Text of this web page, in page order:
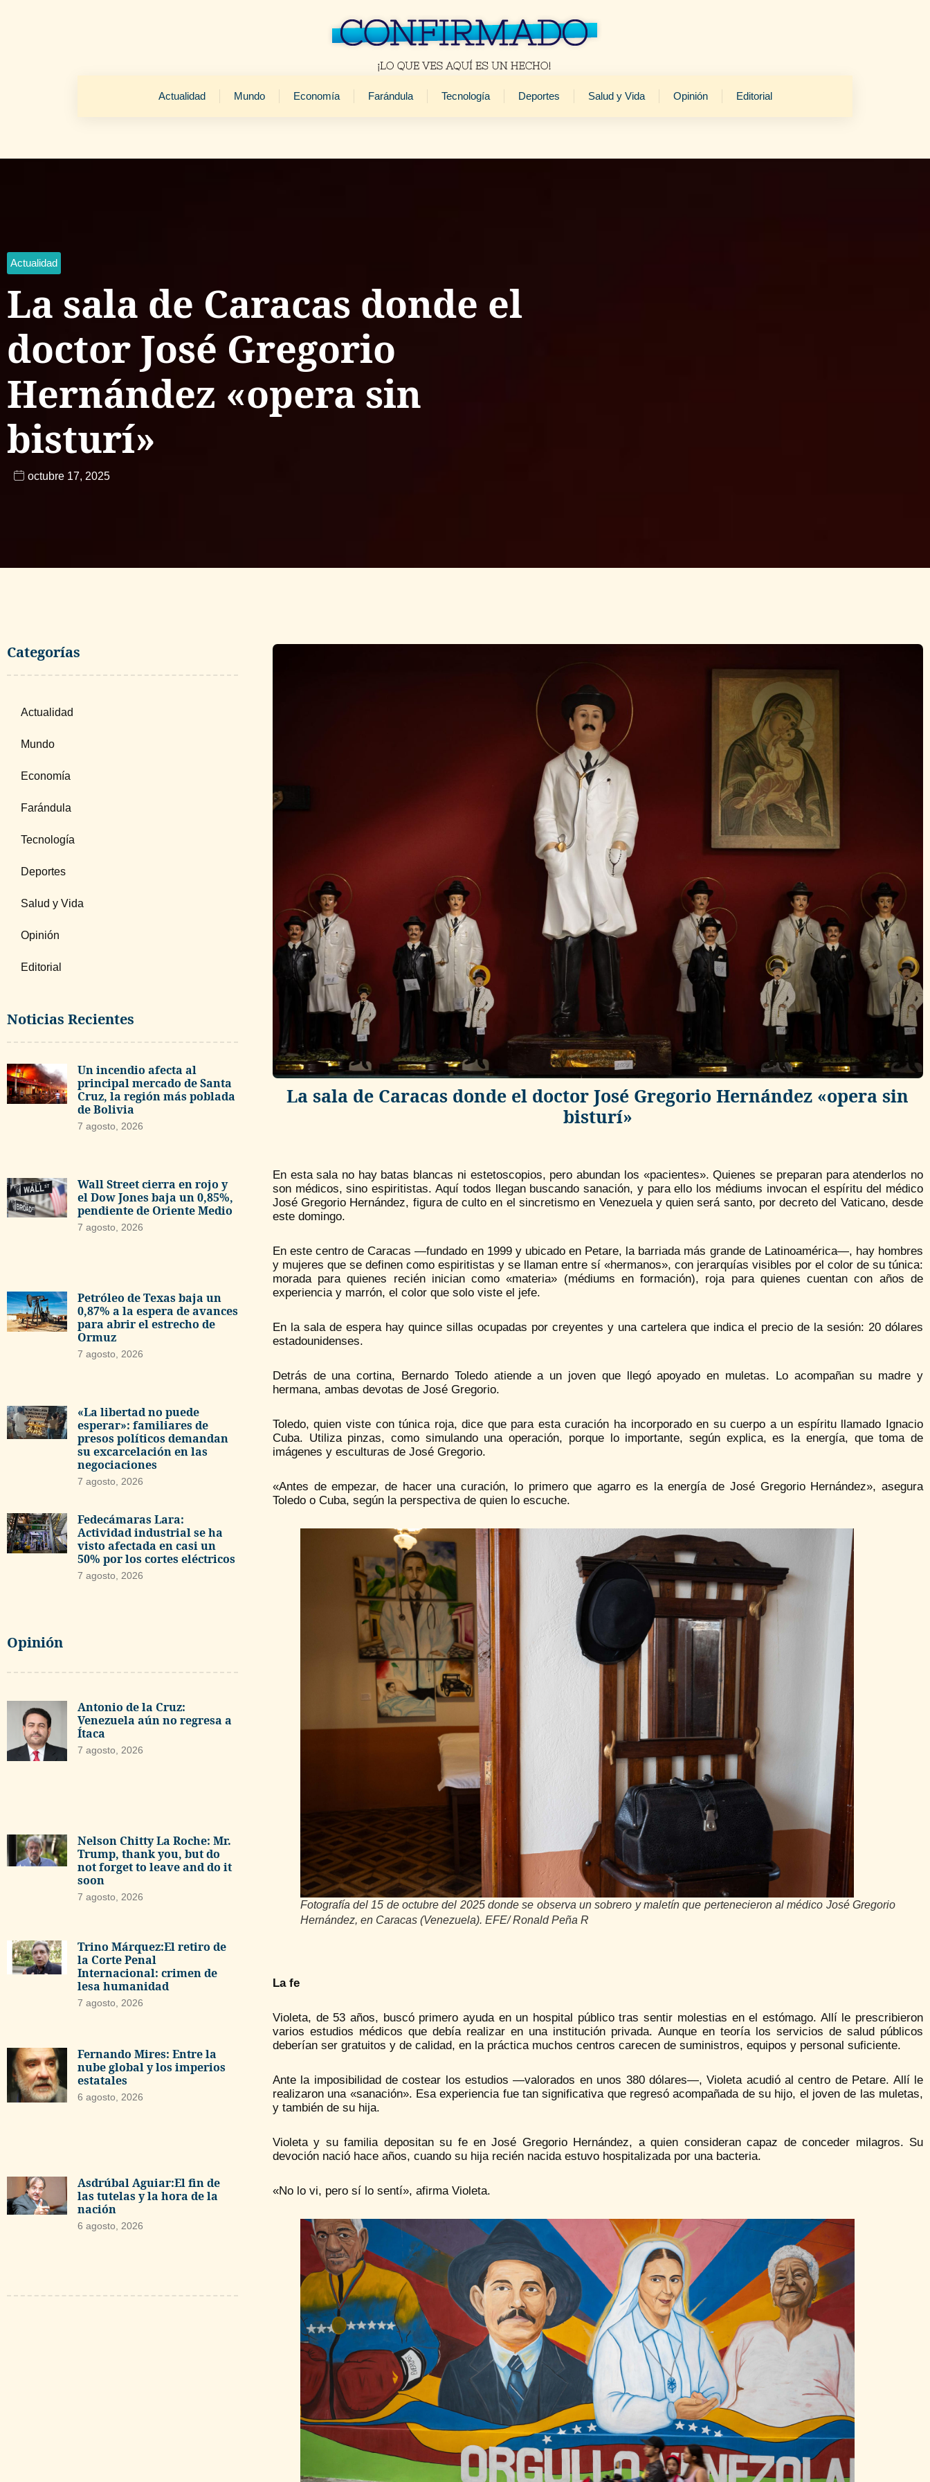
Actualidad Mundo Economía Farándula Tecnología Deportes Salud y Vida Opinión Editorial
Actualidad
La sala de Caracas donde el
doctor José Gregorio
Hernández «opera sin
bisturí»
octubre 17, 2025
Categorías
Actualidad
Mundo
Economía
Farándula
Tecnología
Deportes
Salud y Vida
Opinión
Editorial
Noticias Recientes
Un incendio afecta al
principal mercado de Santa
Cruz, la región más poblada
de Bolivia
7 agosto, 2026
Wall Street cierra en rojo y
el Dow Jones baja un 0,85%,
pendiente de Oriente Medio
7 agosto, 2026
Petróleo de Texas baja un
0,87% a la espera de avances
para abrir el estrecho de
Ormuz
7 agosto, 2026
«La libertad no puede
esperar»: familiares de
presos políticos demandan
su excarcelación en las
negociaciones
7 agosto, 2026
Fedecámaras Lara:
Actividad industrial se ha
visto afectada en casi un
50% por los cortes eléctricos
7 agosto, 2026
Opinión
Antonio de la Cruz:
Venezuela aún no regresa a
Ítaca
7 agosto, 2026
Nelson Chitty La Roche: Mr.
Trump, thank you, but do
not forget to leave and do it
soon
7 agosto, 2026
Trino Márquez:El retiro de
la Corte Penal
Internacional: crimen de
lesa humanidad
7 agosto, 2026
Fernando Mires: Entre la
nube global y los imperios
estatales
6 agosto, 2026
Asdrúbal Aguiar:El fin de
las tutelas y la hora de la
nación
6 agosto, 2026
La sala de Caracas donde el doctor José Gregorio Hernández «opera sin
bisturí»
En esta sala no hay batas blancas ni estetoscopios, pero abundan los «pacientes». Quienes se preparan para atenderlos no
son médicos, sino espiritistas. Aquí todos llegan buscando sanación, y para ello los médiums invocan el espíritu del médico
José Gregorio Hernández, figura de culto en el sincretismo en Venezuela y quien será santo, por decreto del Vaticano, desde
este domingo.
En este centro de Caracas —fundado en 1999 y ubicado en Petare, la barriada más grande de Latinoamérica—, hay hombres
y mujeres que se definen como espiritistas y se llaman entre sí «hermanos», con jerarquías visibles por el color de su túnica:
morada para quienes recién inician como «materia» (médiums en formación), roja para quienes cuentan con años de
experiencia y marrón, el color que solo viste el jefe.
En la sala de espera hay quince sillas ocupadas por creyentes y una cartelera que indica el precio de la sesión: 20 dólares
estadounidenses.
Detrás de una cortina, Bernardo Toledo atiende a un joven que llegó apoyado en muletas. Lo acompañan su madre y
hermana, ambas devotas de José Gregorio.
Toledo, quien viste con túnica roja, dice que para esta curación ha incorporado en su cuerpo a un espíritu llamado Ignacio
Cuba. Utiliza pinzas, como simulando una operación, porque lo importante, según explica, es la energía, que toma de
imágenes y esculturas de José Gregorio.
«Antes de empezar, de hacer una curación, lo primero que agarro es la energía de José Gregorio Hernández», asegura
Toledo o Cuba, según la perspectiva de quien lo escuche.
Fotografía del 15 de octubre del 2025 donde se observa un sobrero y maletín que pertenecieron al médico José Gregorio
Hernández, en Caracas (Venezuela). EFE/ Ronald Peña R
La fe
Violeta, de 53 años, buscó primero ayuda en un hospital público tras sentir molestias en el estómago. Allí le prescribieron
varios estudios médicos que debía realizar en una institución privada. Aunque en teoría los servicios de salud públicos
deberían ser gratuitos y de calidad, en la práctica muchos centros carecen de suministros, equipos y personal suficiente.
Ante la imposibilidad de costear los estudios —valorados en unos 380 dólares—, Violeta acudió al centro de Petare. Allí le
realizaron una «sanación». Esa experiencia fue tan significativa que regresó acompañada de su hijo, el joven de las muletas,
y también de su hija.
Violeta y su familia depositan su fe en José Gregorio Hernández, a quien consideran capaz de conceder milagros. Su
devoción nació hace años, cuando su hija recién nacida estuvo hospitalizada por una bacteria.
«No lo vi, pero sí lo sentí», afirma Violeta.